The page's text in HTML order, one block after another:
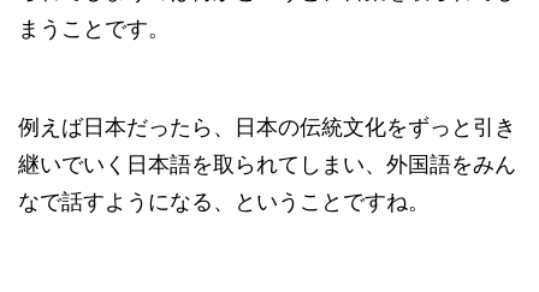
まうことです。
例えば日本だったら、日本の伝統文化をずっと引き
継いでいく日本語を取られてしまい、外国語をみん
なで話すようになる、ということですね。